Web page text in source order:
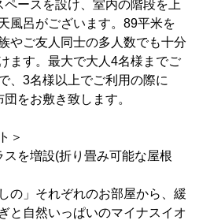
ースを設け、室内の階段を上
風呂がございます。89平米を
やご友人同士の多人数でも十分
ます。最大で大人4名様までご
、3名様以上でご利用の際に
をお敷き致します。
＞
スを増設(折り畳み可能な屋根
の」それぞれのお部屋から、緩
と自然いっぱいのマイナスイオ